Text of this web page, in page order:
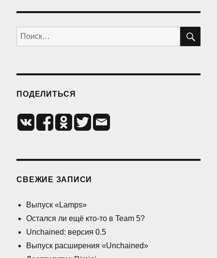
Искать:
ПОДЕЛИТЬСЯ
СВЕЖИЕ ЗАПИСИ
Выпуск «Lamps»
Остался ли ещё кто-то в Team 5?
Unchained: версия 0.5
Выпуск расширения «Unchained»